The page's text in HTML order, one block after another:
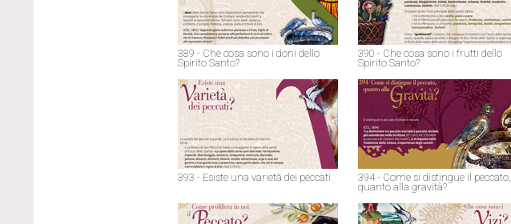
389 - Che cosa sono i doni dello
Spirito Santo?
390 - Che cosa sono i frutti dello
Spirito Santo?
393 - Esiste una varietà dei peccati
394 - Come si distingue il peccato,
quanto alla gravità?